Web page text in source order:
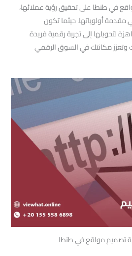
في طنطا على تحقيق رؤية عملائها،
مقدمة أولوياتها. حيثما تكون
لتحويلها إلى تجربة رقمية فريدة
وتعزز مكانتك في السوق الرقمي
تصميم مواقع في طنطا